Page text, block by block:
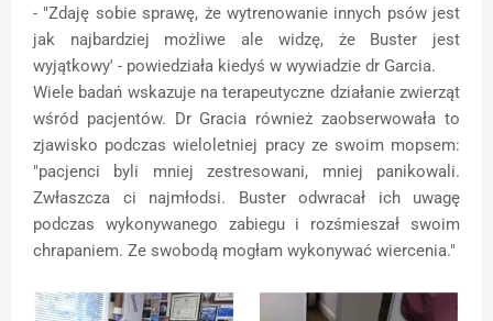
- "Zdaję sobie sprawę, że wytrenowanie innych psów jest
jak najbardziej możliwe ale widzę, że Buster jest
wyjątkowy' - powiedziała kiedyś w wywiadzie dr Garcia.
Wiele badań wskazuje na terapeutyczne działanie zwierząt
wśród pacjentów. Dr Gracia również zaobserwowała to
zjawisko podczas wieloletniej pracy ze swoim mopsem:
"pacjenci byli mniej zestresowani, mniej panikowali.
Zwłaszcza ci najmłodsi. Buster odwracał ich uwagę
podczas wykonywanego zabiegu i rozśmieszał swoim
chrapaniem. Ze swobodą mogłam wykonywać wiercenia."